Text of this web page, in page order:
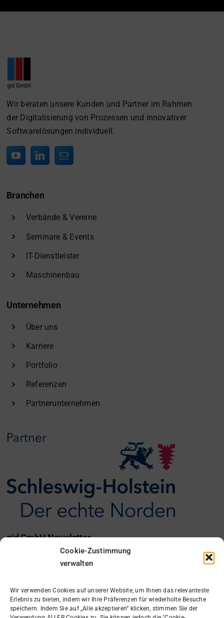
Cookie-Zustimmung
verwalten
Wir verwenden Cookies auf unserer Website, um Ihnen das relevanteste
Erlebnis zu bieten, indem wir Ihre Präferenzen für wiederholte Besuche
speichern. Indem Sie auf „Alle akzeptieren“ klicken, stimmen Sie der
Wir beraten unsere Kunden und Partner im Rahmen
der Digitalisierung von Prozessen und innovativer
Softwarelösungen individuell.
Branchen
Verbände & Vereine
Seminare & Events
IT-Dienstleister
Maschinenbau
Unternehmen
Über uns
Karriere
Portfolio
Referenzen
Partnerunternehmen
gid GmbH Newsletter
Ich möchte den gid Newsletter erhalten.
Anmelden